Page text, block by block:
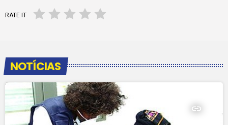
RATE IT
NOTÍCIAS
insert_link